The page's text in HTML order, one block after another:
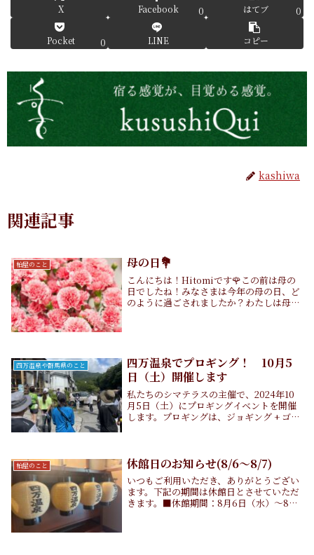
X Facebook 0 はてブ 0
Pocket 0 LINE コピー
kashiwa
関連記事
柏屋のこと 母の日💐
こんにちは！Hitomiです🌹この前は母の
日でしたね！みなさまは今年の母の日、ど
のように過ごされましたか？わたしは母の
四万温泉や群馬県のこと
四万温泉でプロギング！ 10月5
日（土）開催します
私たちのシマテラスの主催で、2024年10
月5日（土）にプロギングイベントを開催
します。プロギングは、ジョギング + ゴミ
柏屋のこと 休館日のお知らせ(8/6〜8/7)
いつもご利用いただき、ありがとうござい
ます。下記の期間は休館日とさせていただ
きます。■休館期間：8月6日（水）〜8月